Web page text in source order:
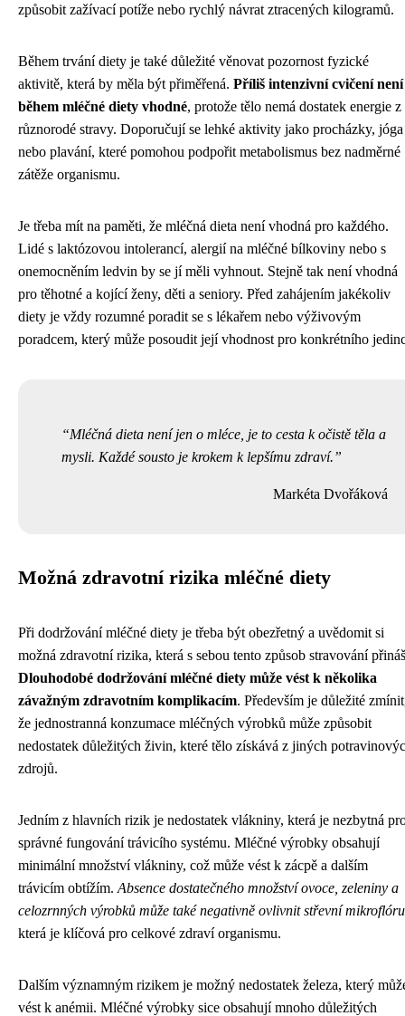
způsobit zažívací potíže nebo rychlý návrat ztracených kilogramů.
Během trvání diety je také důležité věnovat pozornost fyzické
aktivitě, která by měla být přiměřená. Příliš intenzivní cvičení není
během mléčné diety vhodné, protože tělo nemá dostatek energie z
různorodé stravy. Doporučují se lehké aktivity jako procházky, jóga
nebo plavání, které pomohou podpořit metabolismus bez nadměrné
zátěže organismu.
Je třeba mít na paměti, že mléčná dieta není vhodná pro každého.
Lidé s laktózovou intolerancí, alergií na mléčné bílkoviny nebo s
onemocněním ledvin by se jí měli vyhnout. Stejně tak není vhodná
pro těhotné a kojící ženy, děti a seniory. Před zahájením jakékoliv
diety je vždy rozumné poradit se s lékařem nebo výživovým
poradcem, který může posoudit její vhodnost pro konkrétního
Mléčná dieta není jen o mléce, je to cesta k očistě těla a
mysli. Každé sousto je krokem k lepšímu zdraví.
Markéta Dvořáková
Možná zdravotní rizika mléčné diety
Při dodržování mléčné diety je třeba být obezřetný a uvědomit si
možná zdravotní rizika, která s sebou tento způsob stravování
Dlouhodobé dodržování mléčné diety může vést k několika
závažným zdravotním komplikacím. Především je důležité
že jednostranná konzumace mléčných výrobků může způsobit
nedostatek důležitých živin, které tělo získává z jiných
zdrojů.
Jedním z hlavních rizik je nedostatek vlákniny, která je nezbytná
správné fungování trávicího systému. Mléčné výrobky obsahují
minimální množství vlákniny, což může vést k zácpě a dalším
trávicím obtížím. Absence dostatečného množství ovoce, zeleniny a
celozrnných výrobků může také negativně ovlivnit střevní mikroflóru
která je klíčová pro celkové zdraví organismu.
Dalším významným rizikem je možný nedostatek železa, který
vést k anémii. Mléčné výrobky sice obsahují mnoho důležitých